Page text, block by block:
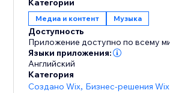
Категории
Медиа и контент Музыка
Доступность
Приложение доступно по всему
Языки приложения:
Английский
Категория
Создано Wix, Бизнес-решения Wix